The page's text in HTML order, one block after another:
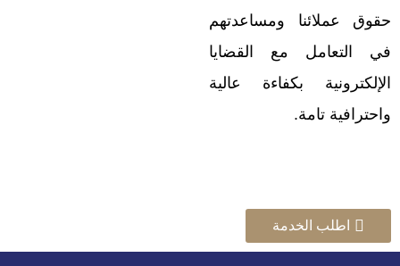
حقوق عملائنا ومساعدتهم
في التعامل مع القضايا
الإلكترونية بكفاءة عالية
واحترافية تامة.
اطلب الخدمة